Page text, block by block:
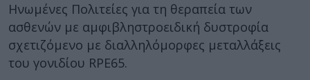
Ηνωμένες Πολιτείες για τη θεραπεία των
ασθενών με αμφιβληστροειδική δυστροφία
σχετιζόμενο με διαλληλόμορφες μεταλλάξεις
του γονιδίου RPE65.